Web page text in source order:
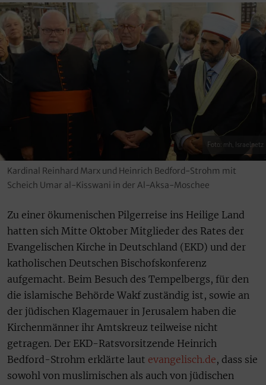
Foto: mh, Israelnetz
Kardinal Reinhard Marx und Heinrich Bedford-Strohm mit
Scheich Umar al-Kisswani in der Al-Aksa-Moschee
Zu einer ökumenischen Pilgerreise ins Heilige Land
hatten sich Mitte Oktober Mitglieder des Rates der
Evangelischen Kirche in Deutschland (EKD) und der
katholischen Deutschen Bischofskonferenz
aufgemacht. Beim Besuch des Tempelbergs, für den
die islamische Behörde Wakf zuständig ist, sowie an
der jüdischen Klagemauer in Jerusalem haben die
Kirchenmänner ihr Amtskreuz teilweise nicht
getragen. Der EKD-Ratsvorsitzende Heinrich
Bedford-Strohm erklärte laut evangelisch.de, dass sie
sowohl von muslimischen als auch von jüdischen